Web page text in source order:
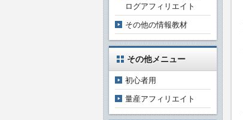
ログアフィリエイト
その他の情報教材
その他メニュー
初心者用
量産アフィリエイト